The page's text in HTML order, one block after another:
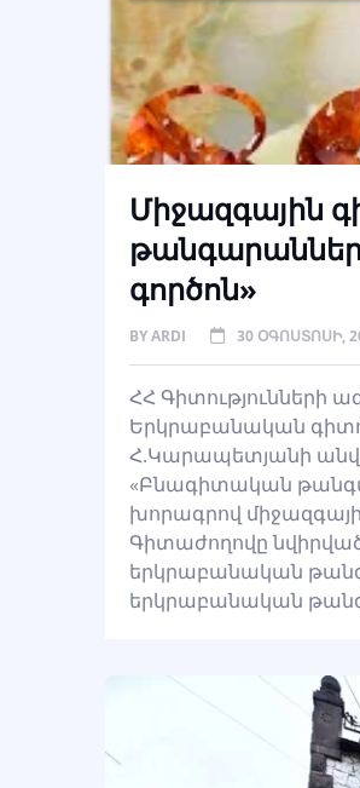
Միջազգային
գործոն»
BYARDI 30 ՕԳՈՍՏՈՍԻ,
ՀՀ Գիտությունների
Երկրաբանական
Հ.Կարապետյանի
«Բնագիտական
խորագրով
Գիտաժողովը
երկրաբանական
երկրաբանական